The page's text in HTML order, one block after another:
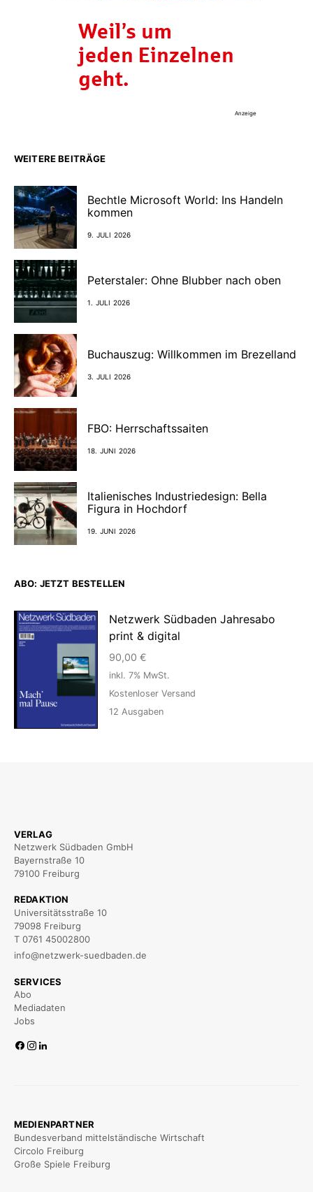
Anzeige
WEITERE BEITRÄGE
Bechtle Microsoft World: Ins Handeln
kommen
9. JULI 2026
Peterstaler: Ohne Blubber nach oben
1. JULI 2026
Buchauszug: Willkommen im Brezelland
3. JULI 2026
FBO: Herrschaftssaiten
18. JUNI 2026
Italienisches Industriedesign: Bella
Figura in Hochdorf
19. JUNI 2026
ABO: JETZT BESTELLEN
Netzwerk Südbaden Jahresabo
print & digital
90,00 €
inkl. 7% MwSt.
Kostenloser Versand
12 Ausgaben
VERLAG
Netzwerk Südbaden GmbH
Bayernstraße 10
79100 Freiburg
REDAKTION
Universitätsstraße 10
79098 Freiburg
T 0761 45002800
info@netzwerk-suedbaden.de
SERVICES
Abo
Mediadaten
Jobs
MEDIENPARTNER
Bundesverband mittelständische Wirtschaft
Circolo Freiburg
Große Spiele Freiburg